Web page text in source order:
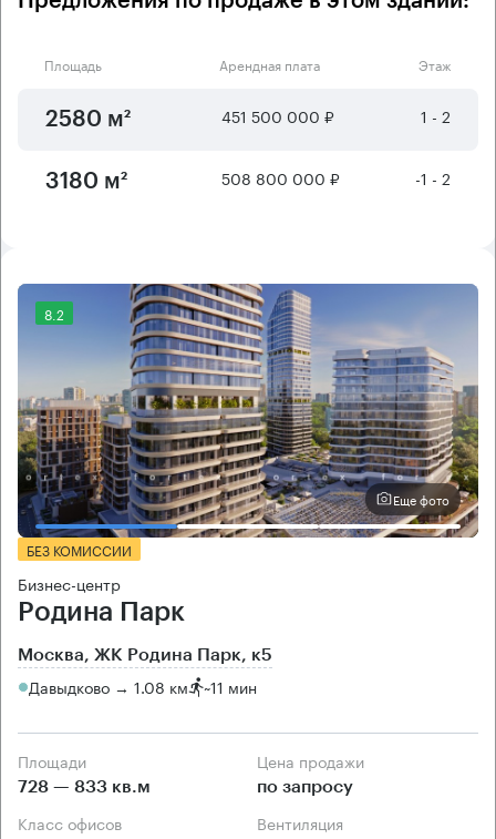
Площадь Арендная плата Этаж
2580 м² 451 500 000 ₽ 1 - 2
3180 м² 508 800 000 ₽ -1 - 2
8.2
Еще фото
БЕЗ КОМИССИИ
Бизнес-центр
Родина Парк
Москва, ЖК Родина Парк, к5
Давыдково → 1.08 км ~11 мин
Площади
728 — 833 кв.м
Цена продажи
по запросу
Класс офисов Вентиляция